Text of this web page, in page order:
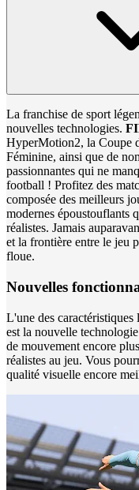
La franchise de sport
nouvelles technologies.
HyperMotion2, la Coupe
Féminine, ainsi que de
passionnantes qui ne
football ! Profitez des
composée des meilleurs
modernes époustouflants
réalistes. Jamais
et la frontière entre le jeu
floue.
Nouvelles
L'une des caractéristiques
est la nouvelle
de mouvement encore
réalistes au jeu. Vous
qualité visuelle encore